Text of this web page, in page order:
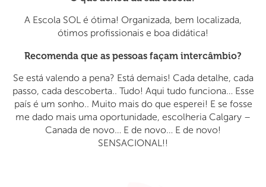
A Escola SOL é ótima! Organizada, bem localizada,
ótimos profissionais e boa didática!
Recomenda que as pessoas façam intercâmbio?
Se está valendo a pena? Está demais! Cada detalhe, cada
passo, cada descoberta.. Tudo! Aqui tudo funciona… Esse
país é um sonho.. Muito mais do que esperei! E se fosse
me dado mais uma oportunidade, escolheria Calgary –
Canada de novo… E de novo… E de novo!
SENSACIONAL!!